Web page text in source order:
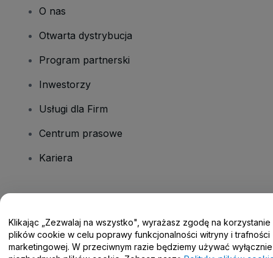
O nas
Otwarta dystrybucja
Program partnerski
Inwestorzy
Usługi dla Firm
Centrum prasowe
Kariera
Centrum pomocy / Skontaktuj się z nami
Klikając „Zezwalaj na wszystko", wyrażasz zgodę na korzystanie
plików cookie w celu poprawy funkcjonalności witryny i trafności
marketingowej. W przeciwnym razie będziemy używać wyłącznie